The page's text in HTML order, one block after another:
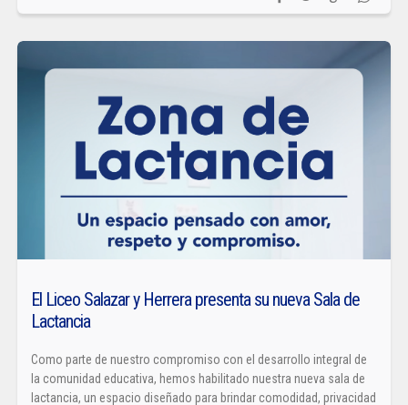
El Liceo Salazar y Herrera presenta su nueva Sala de
Lactancia
Como parte de nuestro compromiso con el desarrollo integral de
la comunidad educativa, hemos habilitado nuestra nueva sala de
lactancia, un espacio diseñado para brindar comodidad, privacidad